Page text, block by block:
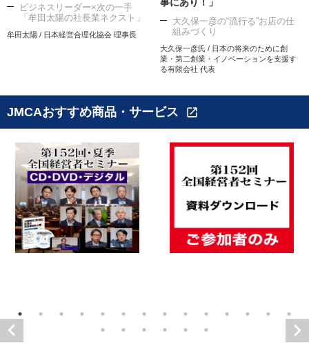
ビジネスリーダー×次の一手
「牟田太陽の社長業ネクスト」
牟田太陽 / 日本経営合理化協会 理事長
事にあり！」
大久保一彦の“流行る”お店の仕
組みづくり
大久保一彦氏 / 日本の将来のために創
業・第二創業・イノベーションを支援す
る有限会社 代表
JMCAおすすめ商品・サービス open_in_new